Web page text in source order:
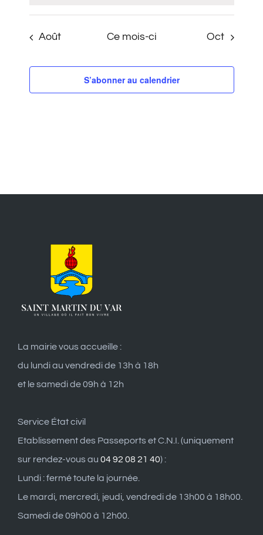
Août Ce mois-ci Oct
S’abonner au calendrier
La mairie vous accueille :
du lundi au vendredi de 13h à 18h
et le samedi de 09h à 12h
Service État civil
Etablissement des Passeports et C.N.I. (uniquement
sur rendez-vous au 04 92 08 21 40) :
Lundi : fermé toute la journée.
Le mardi, mercredi, jeudi, vendredi de 13h00 à 18h00.
Samedi de 09h00 à 12h00.